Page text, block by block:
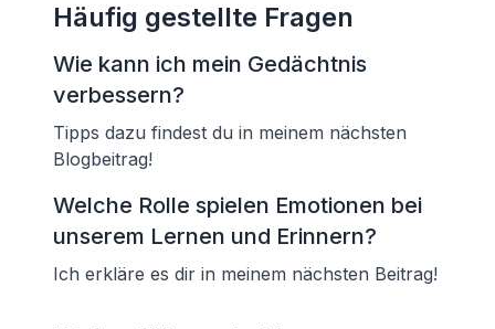
Häufig gestellte Fragen
Wie kann ich mein Gedächtnis
verbessern?
Tipps dazu findest du in meinem nächsten
Blogbeitrag!
Welche Rolle spielen Emotionen bei
unserem Lernen und Erinnern?
Ich erkläre es dir in meinem nächsten Beitrag!